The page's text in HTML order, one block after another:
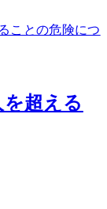
ことの危険につ
超える